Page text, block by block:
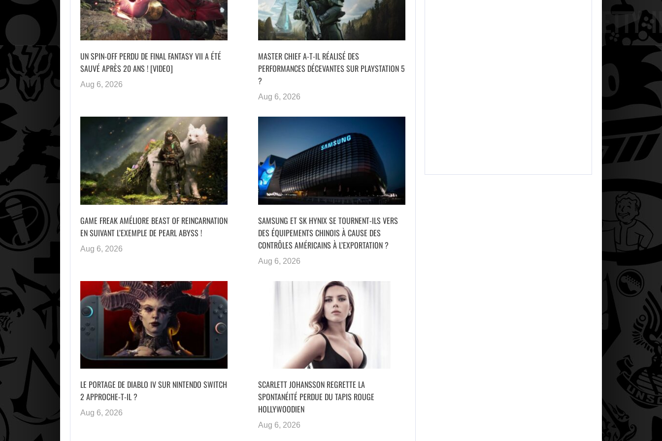
UN SPIN-OFF PERDU DE FINAL FANTASY VII A ÉTÉ
SAUVÉ APRÈS 20 ANS ! [VIDEO]
Aug 6, 2026
MASTER CHIEF A-T-IL RÉALISÉ DES
PERFORMANCES DÉCEVANTES SUR PLAYSTATION 5
?
Aug 6, 2026
GAME FREAK AMÉLIORE BEAST OF REINCARNATION
EN SUIVANT L’EXEMPLE DE PEARL ABYSS !
Aug 6, 2026
SAMSUNG ET SK HYNIX SE TOURNENT-ILS VERS
DES ÉQUIPEMENTS CHINOIS À CAUSE DES
CONTRÔLES AMÉRICAINS À L’EXPORTATION ?
Aug 6, 2026
LE PORTAGE DE DIABLO IV SUR NINTENDO SWITCH
2 APPROCHE-T-IL ?
Aug 6, 2026
SCARLETT JOHANSSON REGRETTE LA
SPONTANÉITÉ PERDUE DU TAPIS ROUGE
HOLLYWOODIEN
Aug 6, 2026